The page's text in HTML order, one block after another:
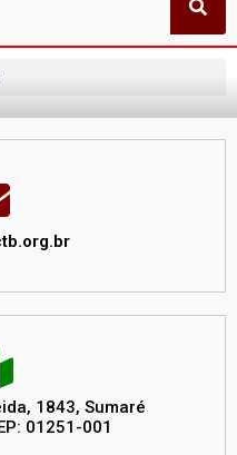
1843, Sumaré
01251-001